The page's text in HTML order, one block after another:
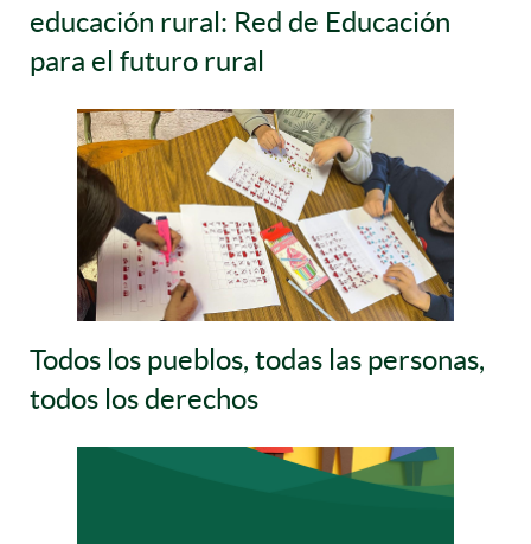
educación rural: Red de Educación
para el futuro rural
Todos los pueblos, todas las personas,
todos los derechos